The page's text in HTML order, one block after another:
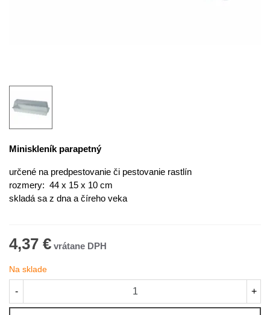
Miniskleník parapetný
určené na predpestovanie či pestovanie rastlín
rozmery: 44 x 15 x 10 cm
skladá sa z dna a číreho veka
4,37 €
Na sklade
- +